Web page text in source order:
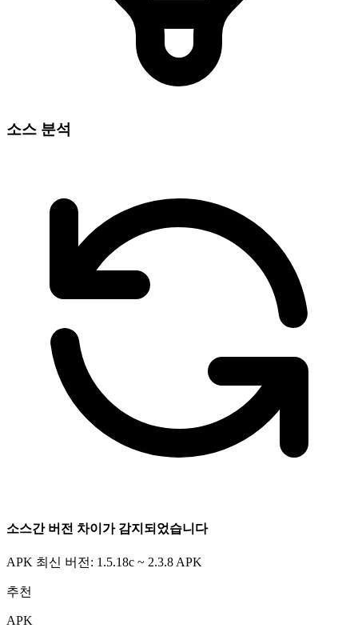
소스 분석
소스간 버전 차이가 감지되었습니다
APK 최신 버전: 1.5.18c ~ 2.3.8 APK
추천
APK